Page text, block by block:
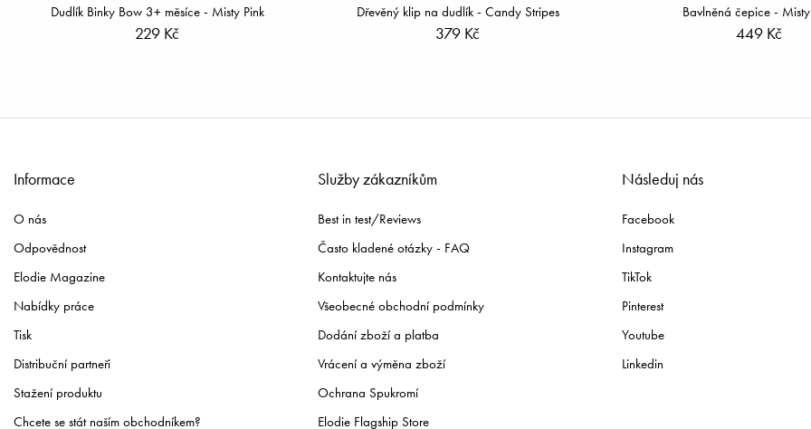
Dudlík Binky Bow 3+ měsíce - Misty Pink
229 Kč
Dřevěný klip na dudlík - Candy Stripes
379 Kč
Bavlněná čepice -
449 Kč
Informace
O nás
Odpovědnost
Elodie Magazine
Nabídky práce
Tisk
Distribuční partneři
Stažení produktu
Chcete se stát naším obchodníkem?
Služby zákazníkům
Best in test/Reviews
Často kladené otázky - FAQ
Kontaktujte nás
Všeobecné obchodní podmínky
Dodání zboží a platba
Vrácení a výměna zboží
Ochrana Spukromí
Elodie Flagship Store
Následuj nás
Facebook
Instagram
TikTok
Pinterest
Youtube
Linkedin